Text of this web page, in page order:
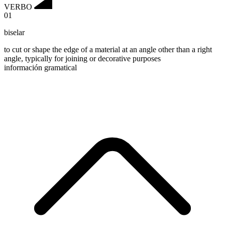
VERBO
01
biselar
to cut or shape the edge of a material at an angle other than a right
angle, typically for joining or decorative purposes
información gramatical